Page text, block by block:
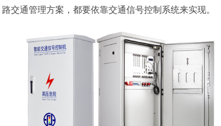
路交通管理方案，都要依靠交通信号控制系统来实现。